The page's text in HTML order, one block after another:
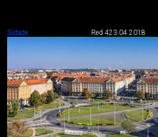
Súťaže Red 423.04.2018